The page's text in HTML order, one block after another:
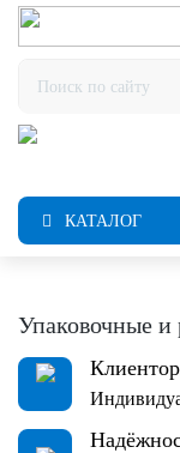
КАТАЛОГ
Упаковочные и